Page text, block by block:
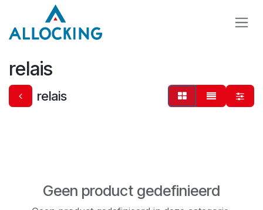
Overslaan naar inhoud
relais
relais
Geen product gedefinieerd